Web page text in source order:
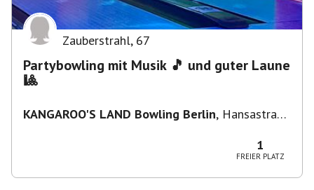
Zauberstrahl, 67
Partybowling mit Musik 🎵 und guter Laune
🎱
KANGAROO'S LAND Bowling Berlin, Hansastraße
1
FREIER PLATZ